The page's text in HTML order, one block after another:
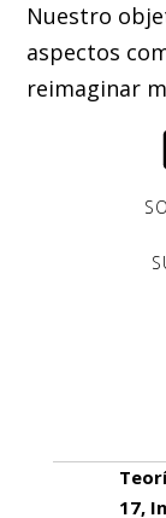
Nuestro
aspectos
reimaginar
17,